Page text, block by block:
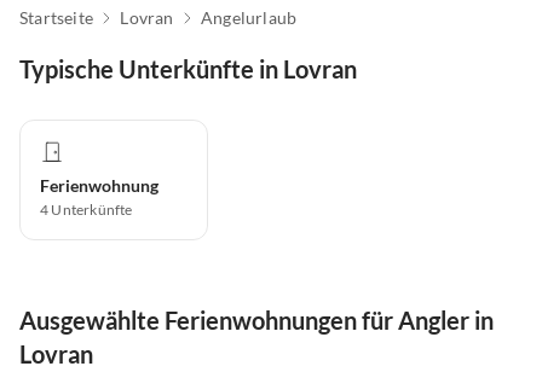
Startseite Lovran Angelurlaub
Typische Unterkünfte in Lovran
Ferienwohnung
4 Unterkünfte
Ausgewählte Ferienwohnungen für Angler in
Lovran